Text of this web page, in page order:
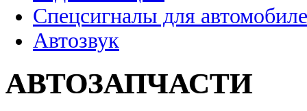
Спецсигналы для
Автозвук
АВТОЗАПЧАСТИ